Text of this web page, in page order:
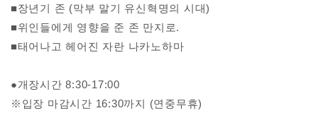
■장년기 존 (막부 말기 유신혁명의 시대)
■위인들에게 영향을 준 존 만지로.
■태어나고 헤어진 자란 나카노하마
●개장시간 8:30-17:00
※입장 마감시간 16:30까지 (연중무휴)